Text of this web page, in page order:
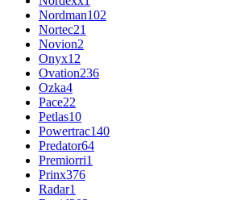
Nordman102
Nortec21
Novion2
Onyx12
Ovation236
Ozka4
Pace22
Petlas10
Powertrac140
Predator64
Premiorri1
Prinx376
Radar1